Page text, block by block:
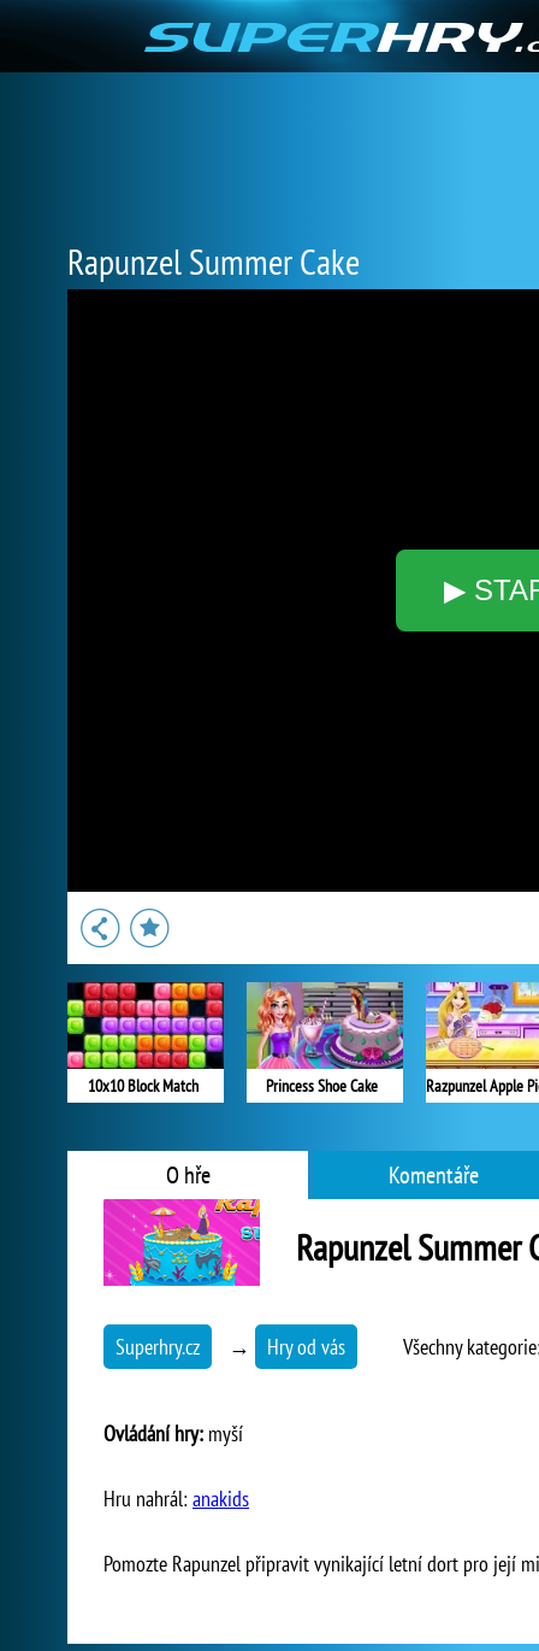
Rapunzel Summer Cake
▶
10x10 Block Match Princess Shoe Cake
O hře Komentáře
Rapunzel Summer
Superhry.cz → Hry od vás Všechny
Ovládání hry: myší
Hru nahrál: anakids
Pomozte Rapunzel připravit vynikající letní dort pro její